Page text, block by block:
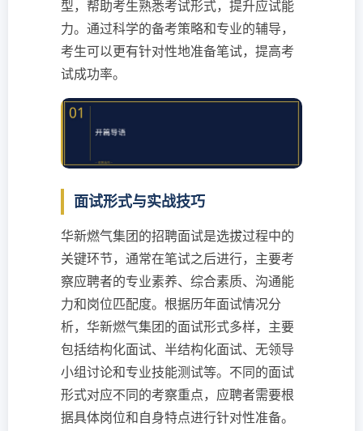
型，帮助考生熟悉考试形式，提升应试能
力。通过科学的备考策略和专业的辅导，
考生可以更有针对性地准备笔试，提高考
试成功率。
面试形式与实战技巧
华新燃气集团的招聘面试是选拔过程中的
关键环节，通常在笔试之后进行，主要考
察应聘者的专业素养、综合素质、沟通能
力和岗位匹配度。根据历年面试情况分
析，华新燃气集团的面试形式多样，主要
包括结构化面试、半结构化面试、无领导
小组讨论和专业技能测试等。不同的面试
形式对应不同的考察重点，应聘者需要根
据具体岗位和自身特点进行针对性准备。